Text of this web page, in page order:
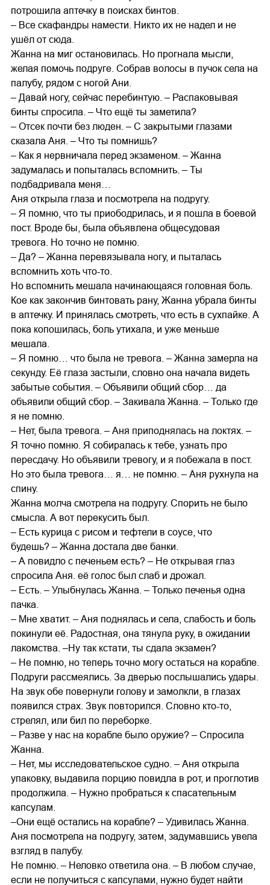
потрошила аптечку в поисках бинтов.
– Все скафандры намести. Никто их не надел и не
ушёл от сюда.
Жанна на миг остановилась. Но прогнала мысли,
желая помочь подруге. Собрав волосы в пучок села на
палубу, рядом с ногой Ани.
– Давай ногу, сейчас перебинтую. – Распаковывая
бинты спросила. – Что ещё ты заметила?
– Отсек почти без люден. – С закрытыми глазами
сказала Аня. – Что ты помнишь?
– Как я нервничала перед экзаменом. – Жанна
задумалась и попыталась вспомнить. – Ты
подбадривала меня…
Аня открыла глаза и посмотрела на подругу.
– Я помню, что ты приободрилась, и я пошла в боевой
пост. Вроде бы, была объявлена общесудовая
тревога. Но точно не помню.
– Да? – Жанна перевязывала ногу, и пыталась
вспомнить хоть что-то.
Но вспомнить мешала начинающаяся головная боль.
Кое как закончив бинтовать рану, Жанна убрала бинты
в аптечку. И принялась смотреть, что есть в сухпайке. А
пока копошилась, боль утихала, и уже меньше
мешала.
– Я помню… что была не тревога. – Жанна замерла на
секунду. Её глаза застыли, словно она начала видеть
забытые события. – Объявили общий сбор… да
объявили общий сбор. – Закивала Жанна. – Только где
я не помню.
– Нет, была тревога. – Аня приподнялась на локтях. –
Я точно помню. Я собиралась к тебе, узнать про
пересдачу. Но объявили тревогу, и я побежала в пост.
Но это была тревога… я… не помню. – Аня рухнула на
спину.
Жанна молча смотрела на подругу. Спорить не было
смысла. А вот перекусить был.
– Есть курица с рисом и тефтели в соусе, что
будешь? – Жанна достала две банки.
– А повидло с печеньем есть? – Не открывая глаз
спросила Аня. её голос был слаб и дрожал.
– Есть. – Улыбнулась Жанна. – Только печенья одна
пачка.
– Мне хватит. – Аня поднялась и села, слабость и боль
покинули её. Радостная, она тянула руку, в ожидании
лакомства. –Ну так кстати, ты сдала экзамен?
– Не помню, но теперь точно могу остаться на корабле.
Подруги рассмеялись. За дверью послышались удары.
На звук обе повернули голову и замолкли, в глазах
появился страх. Звук повторился. Словно кто-то,
стрелял, или бил по переборке.
– Разве у нас на корабле было оружие? – Спросила
Жанна.
– Нет, мы исследовательское судно. – Аня открыла
упаковку, выдавила порцию повидла в рот, и проглотив
продолжила. – Нужно пробраться к спасательным
капсулам.
–Они ещё остались на корабле? – Удивилась Жанна.
Аня посмотрела на подругу, затем, задумавшись увела
взгляд в палубу.
Не помню. – Неловко ответила она. – В любом случае,
если не получиться с капсулами, нужно будет найти